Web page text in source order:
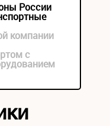
России
компании
с